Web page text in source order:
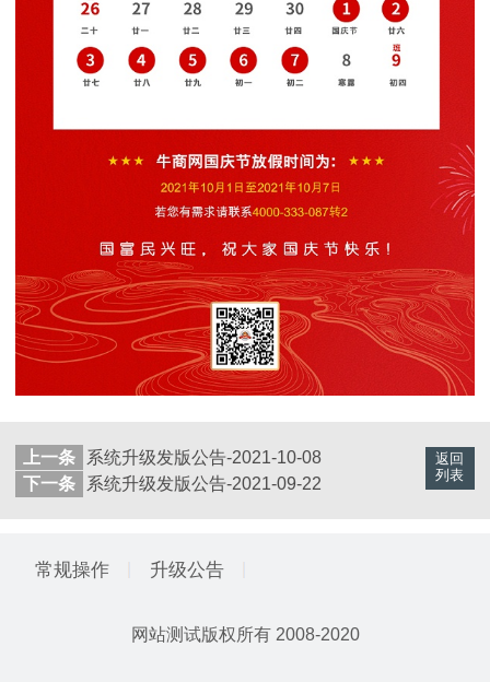
返回
列表
上一条
系统升级发版公告-2021-10-08
下一条
系统升级发版公告-2021-09-22
常规操作 升级公告
网站测试版权所有 2008-2020